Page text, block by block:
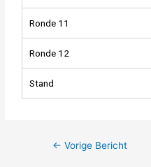
Ronde 11
Ronde 12
Stand
← Vorige Bericht